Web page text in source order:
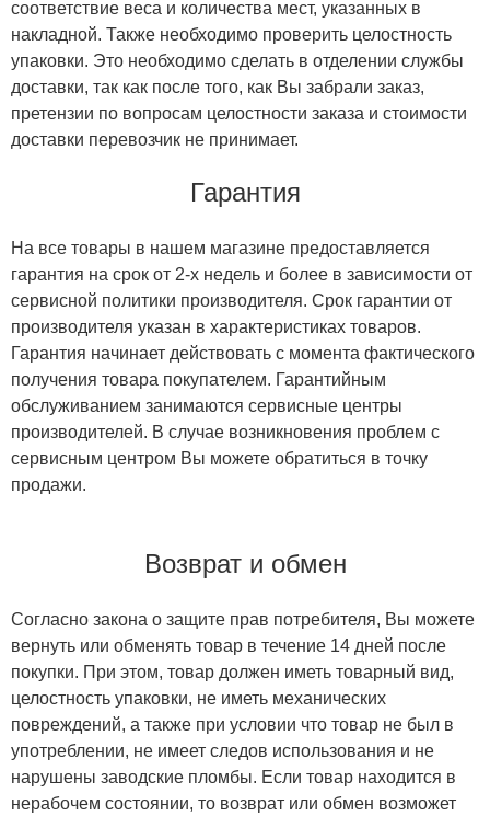
соответствие веса и количества мест, указанных в
накладной. Также необходимо проверить целостность
упаковки. Это необходимо сделать в отделении службы
доставки, так как после того, как Вы забрали заказ,
претензии по вопросам целостности заказа и стоимости
доставки перевозчик не принимает.
Гарантия
На все товары в нашем магазине предоставляется
гарантия на срок от 2-х недель и более в зависимости от
сервисной политики производителя. Срок гарантии от
производителя указан в характеристиках товаров.
Гарантия начинает действовать с момента фактического
получения товара покупателем. Гарантийным
обслуживанием занимаются сервисные центры
производителей. В случае возникновения проблем с
сервисным центром Вы можете обратиться в точку
продажи.
Возврат и обмен
Согласно закона о защите прав потребителя, Вы можете
вернуть или обменять товар в течение 14 дней после
покупки. При этом, товар должен иметь товарный вид,
целостность упаковки, не иметь механических
повреждений, а также при условии что товар не был в
употреблении, не имеет следов использования и не
нарушены заводские пломбы. Если товар находится в
нерабочем состоянии, то возврат или обмен возможет